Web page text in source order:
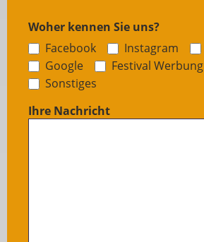
Woher kennen Sie uns?
Facebook
Instagram
Google
Festival Werbung
Sonstiges
Ihre Nachricht